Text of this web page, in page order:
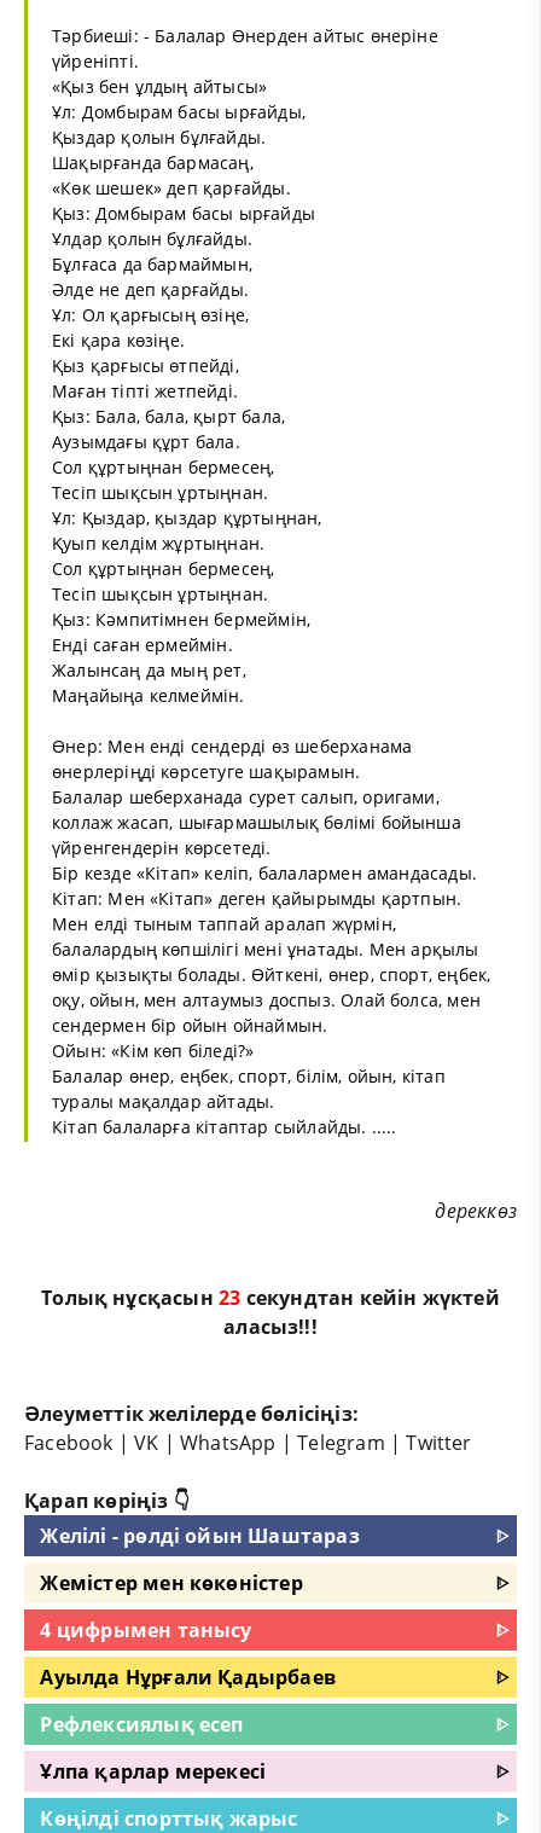
Тәрбиеші: - Балалар Өнерден айтыс өнеріне
үйреніпті.
«Қыз бен ұлдың айтысы»
Ұл: Домбырам басы ырғайды,
Қыздар қолын бұлғайды.
Шақырғанда бармасаң,
«Көк шешек» деп қарғайды.
Қыз: Домбырам басы ырғайды
Ұлдар қолын бұлғайды.
Бұлғаса да бармаймын,
Әлде не деп қарғайды.
Ұл: Ол қарғысың өзіңе,
Екі қара көзіңе.
Қыз қарғысы өтпейді,
Маған тіпті жетпейді.
Қыз: Бала, бала, қырт бала,
Аузымдағы құрт бала.
Сол құртыңнан бермесең,
Тесіп шықсын ұртыңнан.
Ұл: Қыздар, қыздар құртыңнан,
Қуып келдім жұртыңнан.
Сол құртыңнан бермесең,
Тесіп шықсын ұртыңнан.
Қыз: Кәмпитімнен бермеймін,
Енді саған ермеймін.
Жалынсаң да мың рет,
Маңайыңа келмеймін.
Өнер: Мен енді сендерді өз шеберханама
өнерлеріңді көрсетуге шақырамын.
Балалар шеберханада сурет салып, оригами,
коллаж жасап, шығармашылық бөлімі бойынша
үйренгендерін көрсетеді.
Бір кезде «Кітап» келіп, балалармен амандасады.
Кітап: Мен «Кітап» деген қайырымды қартпын.
Мен елді тыным таппай аралап жүрмін,
балалардың көпшілігі мені ұнатады. Мен арқылы
өмір қызықты болады. Өйткені, өнер, спорт, еңбек,
оқу, ойын, мен алтаумыз доспыз. Олай болса, мен
сендермен бір ойын ойнаймын.
Ойын: «Кім көп біледі?»
Балалар өнер, еңбек, спорт, білім, ойын, кітап
туралы мақалдар айтады.
Кітап балаларға кітаптар сыйлайды. .....
дереккөз
Толық нұсқасын23 секундтан кейін жүктей
аласыз!!!
Әлеуметтік желілерде бөлісіңіз:
Facebook |VK |WhatsApp |Telegram |Twitter
Қарап көріңіз 👇
Желілі - рөлді ойын Шаштараз
ᐈ
Жемістер мен көкөністер
ᐈ
4 цифрымен танысу
ᐈ
Ауылда Нұрғали Қадырбаев
ᐈ
Рефлексиялық есеп
ᐈ
Ұлпа қарлар мерекесі
ᐈ
Көңілді спорттық жарыс
ᐈ